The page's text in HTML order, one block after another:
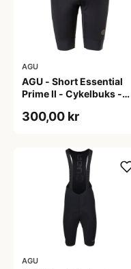
AGU
AGU - Short Essential
Prime II - Cykelbuks -
300,00 kr
AGU